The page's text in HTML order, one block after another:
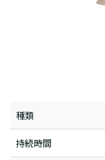
種類
持続時間